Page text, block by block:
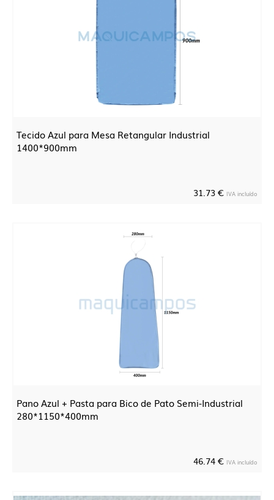
Tecido Azul para Mesa Retangular Industrial
1400*900mm
31.73 € IVA incluído
Pano Azul + Pasta para Bico de Pato Semi-Industrial
280*1150*400mm
46.74 € IVA incluído